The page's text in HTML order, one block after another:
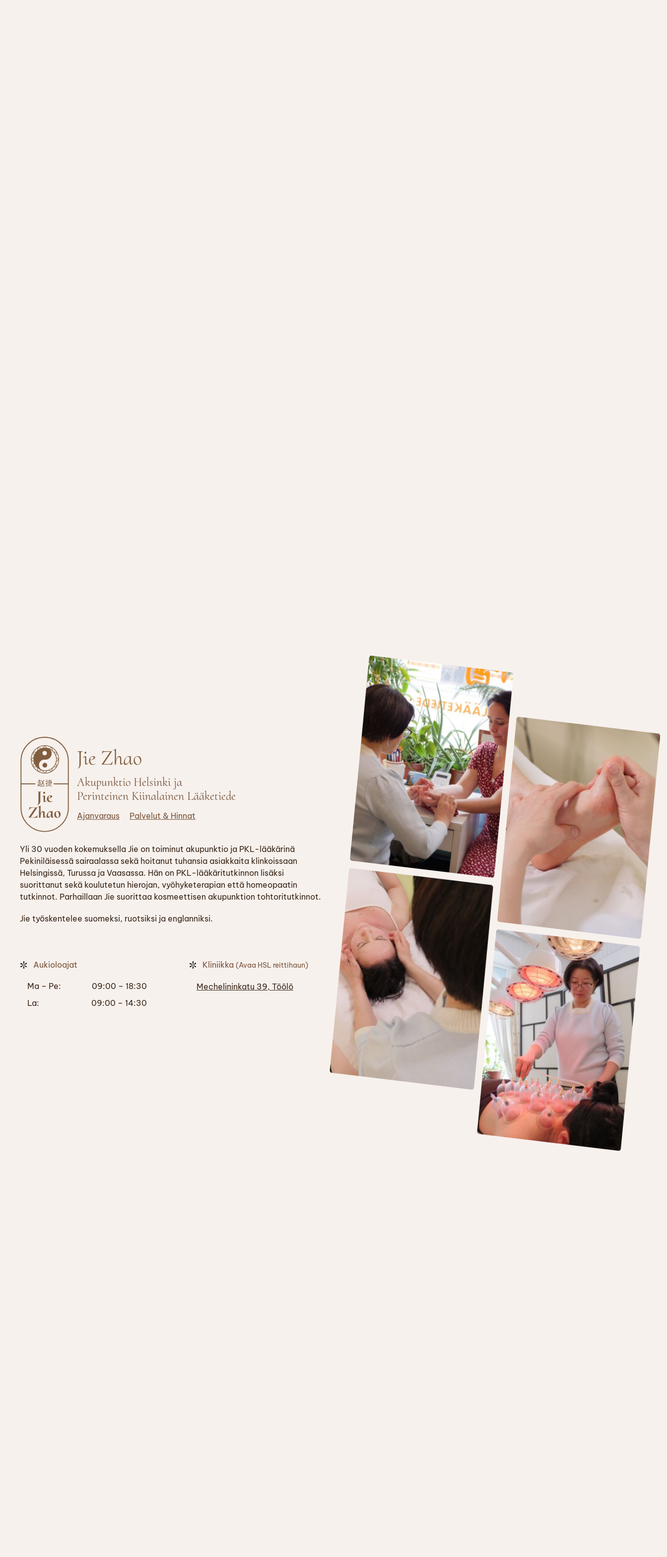
Jie Zhao
Akupunktio Helsinki ja
Perinteinen Kiina­lainen Lääketiede
Ajanvaraus Palvelut & Hinnat
Yli 30 vuoden kokemuksella Jie on toiminut akupunktio ja PKL-lääkärinä
Pekiniläisessä sairaalassa sekä hoitanut tuhansia asiakkaita klinkoissaan
Helsingissä, Turussa ja Vaasassa. Hän on PKL-lääkäritutkinnon lisäksi
suorittanut sekä koulutetun hierojan, vyöhyketerapian että homeopaatin
tutkinnot. Parhaillaan Jie suorittaa kosmeettisen akupunktion tohtoritutkinnot.
Jie työskentelee suomeksi, ruotsiksi ja englanniksi.
Aukioloajat
Ma – Pe:
09:00 – 18:30
La:
09:00 – 14:30
Kliniikka(Avaa HSL reittihaun)
Mechelininkatu 39, Töölö